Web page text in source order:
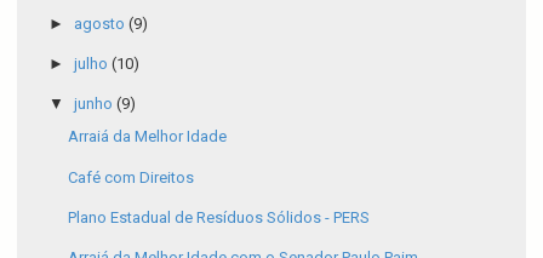
► agosto (9)
► julho (10)
▼ junho (9)
Arraiá da Melhor Idade
Café com Direitos
Plano Estadual de Resíduos Sólidos - PERS